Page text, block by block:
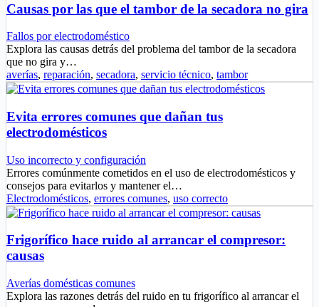
Causas por las que el tambor de la secadora no gira
Fallos por electrodoméstico
Explora las causas detrás del problema del tambor de la secadora
que no gira y…
averías, reparación, secadora, servicio técnico, tambor
Evita errores comunes que dañan tus
electrodomésticos
Uso incorrecto y configuración
Errores comúnmente cometidos en el uso de electrodomésticos y
consejos para evitarlos y mantener el…
Electrodomésticos, errores comunes, uso correcto
Frigorífico hace ruido al arrancar el compresor:
causas
Averías domésticas comunes
Explora las razones detrás del ruido en tu frigorífico al arrancar el